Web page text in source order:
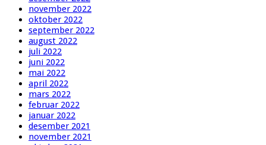
november 2022
oktober 2022
september 2022
august 2022
juli 2022
juni 2022
mai 2022
april 2022
mars 2022
februar 2022
januar 2022
desember 2021
november 2021